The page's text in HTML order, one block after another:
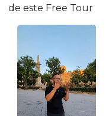
de este Free Tour